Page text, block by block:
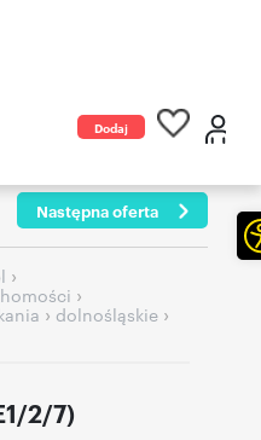
Dodaj
Następna oferta
›
›
› dolnośląskie ›
2/7)